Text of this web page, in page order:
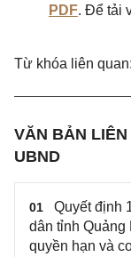
PDF. Để tải
Từ khóa liên quan:
VĂN BẢN
UBND
01
Quyết định
dân tỉnh Quảng
quyền hạn và